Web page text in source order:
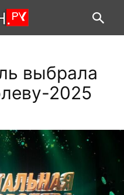
выбрала
2025